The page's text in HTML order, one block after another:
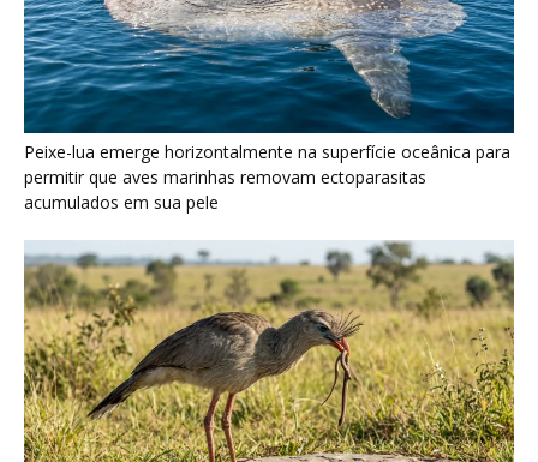
Seriema utiliza pernas longas e arremessa serpentes contra
rochas para subjugar presas peçonhentas nos campos